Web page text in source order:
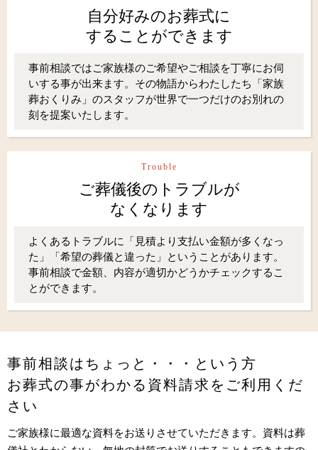
自分好みのお葬式に
することができます
事前相談ではご家族様のご希望やご相談を丁寧にお伺
いする事が出来ます。その物語からわたしたち「家族
葬おくりみ」のスタッフが世界で一つだけのお別れの
刻を提案いたします。
Trouble
ご葬儀後のトラブルが
なくなります
よくあるトラブルに「見積より支払い金額が多くなっ
た」「希望の葬儀と違った」ということがあります。
事前相談で金額、内容が適切かどうかチェックするこ
とができます。
事前相談はちょっと・・・という方
お葬式の事がわかる資料請求をご利用くだ
さい
ご家族様に最適な資料をお送りさせていただきます。資料は葬